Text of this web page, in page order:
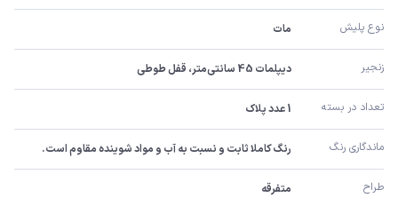
نوع پلیش مات
زنجیر دیپلمات 45 سانتی‌متر، قفل طوطی
تعداد در بسته 1 عدد پلاک
ماندگاری رنگ رنگ کاملا ثابت و نسبت به آب و مواد شوینده مقاوم است.
طراح متفرقه